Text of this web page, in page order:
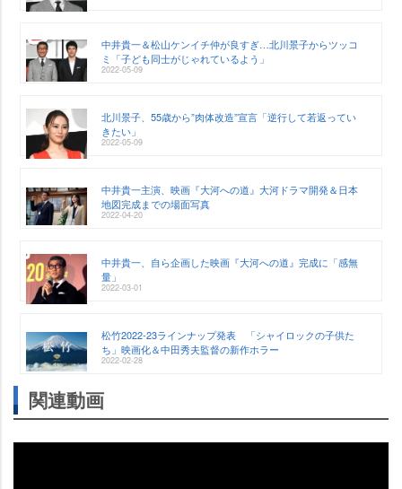
中井貴一＆松山ケンイチ仲が良すぎ…北川景子からツッコ
ミ「子ども同士がじゃれているよう」
2022-05-09
北川景子、55歳から”肉体改造”宣言「逆行して若返ってい
きたい」
2022-05-09
中井貴一主演、映画『大河への道』大河ドラマ開発＆日本
地図完成までの場面写真
2022-04-20
中井貴一、自ら企画した映画『大河への道』完成に「感無
量」
2022-03-01
松竹2022-23ラインナップ発表 「シャイロックの子供た
ち」映画化＆中田秀夫監督の新作ホラー
2022-02-28
関連動画